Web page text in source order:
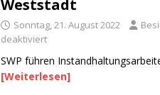
Weststadt
Sonntag, 21. August 2022
deaktiviert
SWP führen
[Weiterlesen]